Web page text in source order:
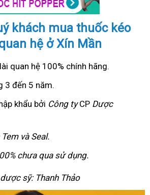
khách mua thuốc kéo
hệ ở Xín Mần
quan hệ 100% chính hãng.
3 đến 5 năm.
khẩu bởi Công tyCP Dược
và Seal.
chưa qua sử dụng.
sỹ: Thanh Thảo